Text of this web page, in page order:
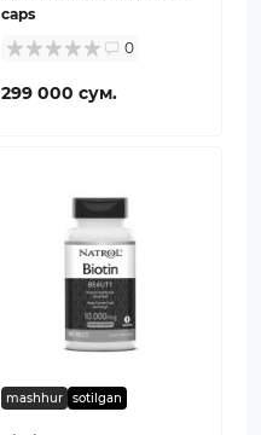
caps
0
299 000 сум.
mashhur sotilgan